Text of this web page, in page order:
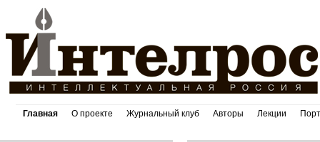
Главная О проекте Журнальный клуб Авторы Лекции